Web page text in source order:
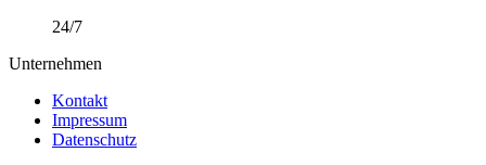
24/7
Unternehmen
Kontakt
Impressum
Datenschutz